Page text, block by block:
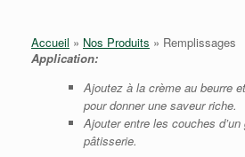
Accueil » Nos Produits » Remplissages
Application:
Ajoutez à la crème au beurre
pour donner une saveur riche.
Ajouter entre les couches d’un
pâtisserie.